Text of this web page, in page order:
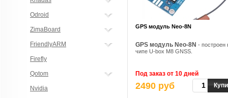
Odroid
ZimaBoard
FriendlyARM
Firefly
Qotom
Nvidia
GPS модуль Neo-8N
GPS модуль Neo-8N - построен
чипе U-box M8 GNSS.
Под заказ от 10 дней
2490 руб